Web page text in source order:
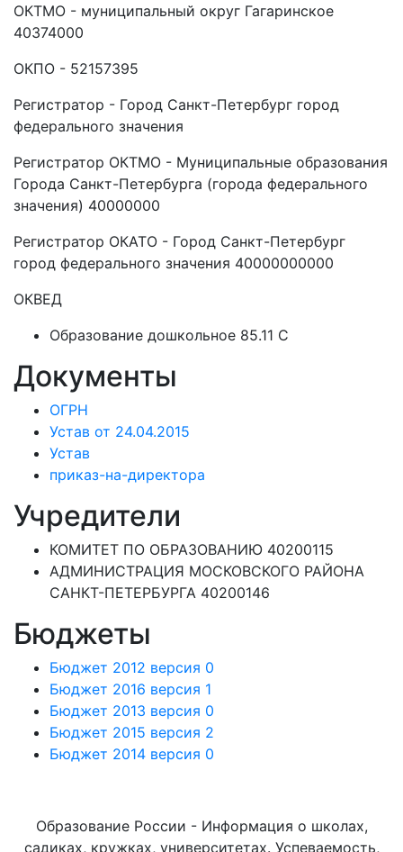
ОКТМО - муниципальный округ Гагаринское
40374000
ОКПО - 52157395
Регистратор - Город Санкт-Петербург город
федерального значения
Регистратор ОКТМО - Муниципальные образования
Города Санкт-Петербурга (города федерального
значения) 40000000
Регистратор ОКАТО - Город Санкт-Петербург
город федерального значения 40000000000
ОКВЕД
Образование дошкольное 85.11 C
Документы
ОГРН
Устав от 24.04.2015
Устав
приказ-на-директора
Учредители
КОМИТЕТ ПО ОБРАЗОВАНИЮ 40200115
АДМИНИСТРАЦИЯ МОСКОВСКОГО РАЙОНА
САНКТ-ПЕТЕРБУРГА 40200146
Бюджеты
Бюджет 2012 версия 0
Бюджет 2016 версия 1
Бюджет 2013 версия 0
Бюджет 2015 версия 2
Бюджет 2014 версия 0
Образование России - Информация о школах,
садиках, кружках, университетах. Успеваемость,